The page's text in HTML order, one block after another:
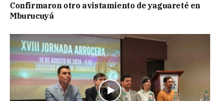
Confirmaron otro avistamiento de yaguareté en
Mburucuyá